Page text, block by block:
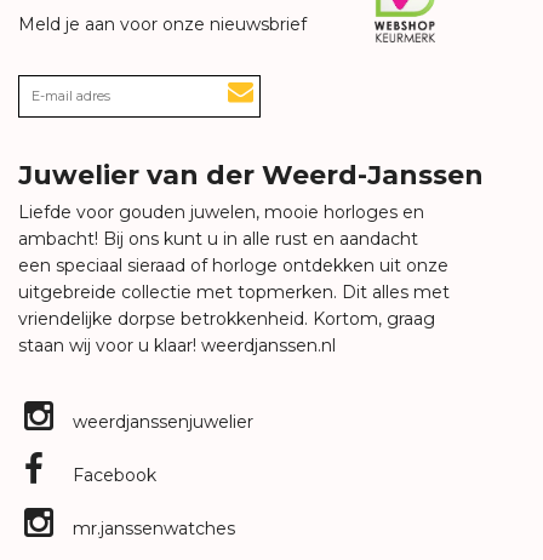
Meld je aan voor onze nieuwsbrief
Juwelier van der Weerd-Janssen
Liefde voor gouden juwelen, mooie horloges en
ambacht! Bij ons kunt u in alle rust en aandacht
een speciaal sieraad of horloge ontdekken uit onze
uitgebreide collectie met topmerken. Dit alles met
vriendelijke dorpse betrokkenheid. Kortom, graag
staan wij voor u klaar! weerdjanssen.nl
weerdjanssenjuwelier
Facebook
mr.janssenwatches